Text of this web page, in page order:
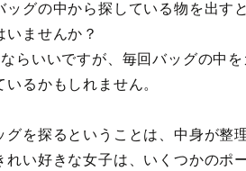
ッグの中から探している物を出す
いませんか？
らいいですが、毎回バッグの中
いるかもしれません。
グを探るということは、中身が整
れい好きな女子は、いくつかのポ